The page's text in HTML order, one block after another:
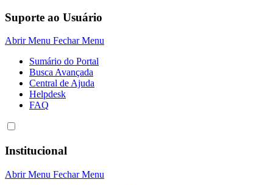
Suporte ao Usuário
Abrir Menu Fechar Menu
Sumário do Portal
Busca Avançada
Central de Ajuda
Helpdesk
FAQ
Institucional
Abrir Menu Fechar Menu